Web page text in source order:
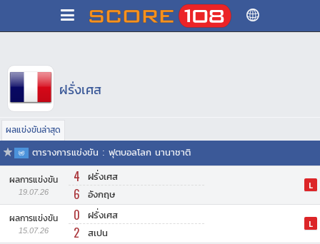
ฝรั่งเศส
ผลแข่งขันล่าสุด
ตารางการแข่งขัน : ฟุตบอลโลก นานาชาติ
ผลการแข่งขัน
19.07.26
4 ฝรั่งเศส
6 อังกฤษ
L
ผลการแข่งขัน
15.07.26
0 ฝรั่งเศส
2 สเปน
L